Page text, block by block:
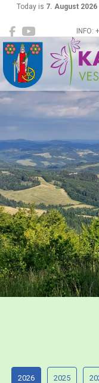
INFO:
Today is 7. August 2026
Kateřinice
2026 2025